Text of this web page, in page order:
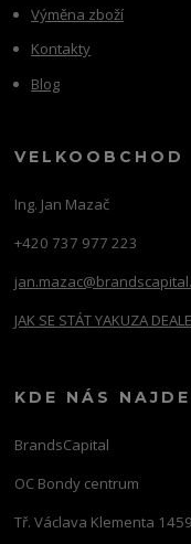
Výměna zboží
Kontakty
Blog
VELKOOBCHOD
Ing. Jan Mazač
+420 737 977 223
JAK SE STÁT YAKUZA
KDE NÁS
BrandsCapital
OC Bondy centrum
Tř. Václava Klementa 1459